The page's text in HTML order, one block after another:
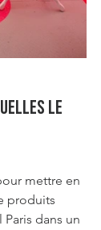
le
mettre en
produits
dans un